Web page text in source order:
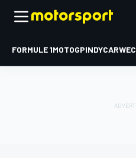
FORMULE 1MOTOGPINDYCARWEC